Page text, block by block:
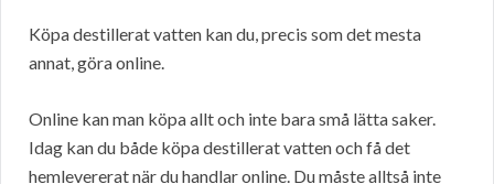
Köpa destillerat vatten kan du, precis som det mesta
annat, göra online.
Online kan man köpa allt och inte bara små lätta saker.
Idag kan du både köpa destillerat vatten och få det
hemlevererat när du handlar online. Du måste alltså inte